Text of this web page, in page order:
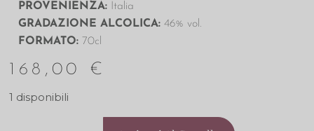
PROVENIENZA:
Italia
GRADAZIONE ALCOLICA:46% vol.
FORMATO: 70cl
168,00 €
1 disponibili